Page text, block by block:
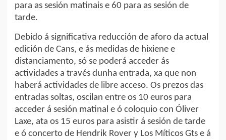
para as sesión matinais e 60 para as sesión de
tarde.
Debido á significativa reducción de aforo da actual
edición de Cans, e ás medidas de hixiene e
distanciamento, só se poderá acceder ás
actividades a través dunha entrada, xa que non
haberá actividades de libre acceso. Os prezos das
entradas soltas, oscilan entre os 10 euros para
acceder á sesión matinal e ó coloquio con Óliver
Laxe, ata os 15 euros para asistir á sesión de tarde
e ó concerto de Hendrik Rover y Los Míticos Gts e á